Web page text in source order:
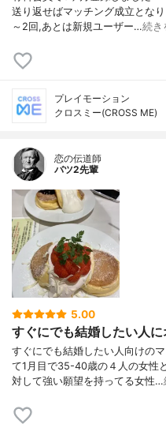
送り返せばマッチング成立とな
～2回,あとは新規ユーザー…続き
プレイモーション
クロスミー(CROSS ME)
恋の伝道師
バツ2先輩
5.00
すぐにでも結婚したい人に
すぐにでも結婚したい人向けの
て1月目で35-40歳の４人の女性
対して強い願望を持ってる女性…